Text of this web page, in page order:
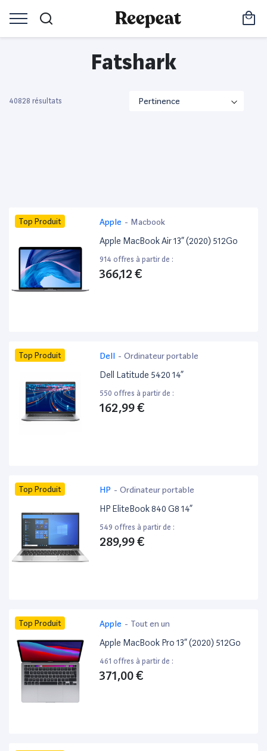
Fatshark
40828 résultats
Top Produit Apple - Macbook
Apple MacBook Air 13” (2020) 512Go
914 offres à partir de :
366,12 €
Top Produit Dell - Ordinateur portable
Dell Latitude 5420 14”
550 offres à partir de :
162,99 €
Top Produit HP - Ordinateur portable
HP EliteBook 840 G8 14”
549 offres à partir de :
289,99 €
Top Produit Apple - Tout en un
Apple MacBook Pro 13” (2020) 512Go
461 offres à partir de :
371,00 €